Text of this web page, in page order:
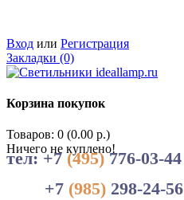
Вход или Регистрация
Закладки (0)
Корзина покупок
Товаров: 0 (0.00 р.)
Ничего не куплено!
тел: +7(495)776-03-44
+7 (985) 298-24-56